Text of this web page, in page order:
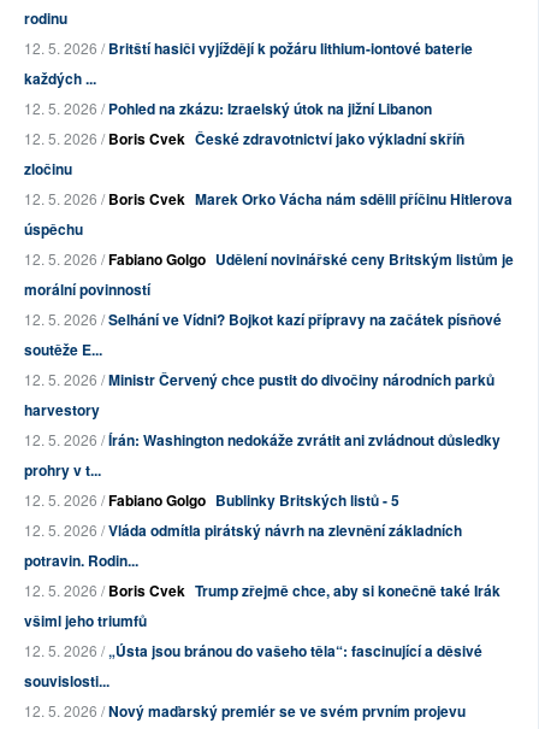
rodinu
12. 5. 2026 /Britští hasiči vyjíždějí k požáru lithium-iontové baterie
každých ...
12. 5. 2026 /Pohled na zkázu: Izraelský útok na jižní Libanon
12. 5. 2026 /Boris Cvek České zdravotnictví jako výkladní skříň
zločinu
12. 5. 2026 /Boris Cvek Marek Orko Vácha nám sdělil příčinu Hitlerova
úspěchu
12. 5. 2026 /Fabiano Golgo Udělení novinářské ceny Britským listům je
morální povinností
12. 5. 2026 /Selhání ve Vídni? Bojkot kazí přípravy na začátek písňové
soutěže E...
12. 5. 2026 /Ministr Červený chce pustit do divočiny národních parků
harvestory
12. 5. 2026 /Írán: Washington nedokáže zvrátit ani zvládnout důsledky
prohry v t...
12. 5. 2026 /Fabiano Golgo Bublinky Britských listů - 5
12. 5. 2026 /Vláda odmítla pirátský návrh na zlevnění základních
potravin. Rodin...
12. 5. 2026 /Boris Cvek Trump zřejmě chce, aby si konečně také Irák
všiml jeho triumfů
12. 5. 2026 /„Ústa jsou bránou do vašeho těla“: fascinující a děsivé
souvislosti...
12. 5. 2026 /Nový maďarský premiér se ve svém prvním projevu